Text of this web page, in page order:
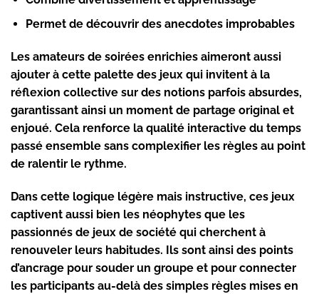
Permet de découvrir des anecdotes improbables
Les amateurs de soirées enrichies aimeront aussi
ajouter à cette palette des jeux qui invitent à la
réflexion collective sur des notions parfois absurdes,
garantissant ainsi un moment de partage original et
enjoué. Cela renforce la qualité interactive du temps
passé ensemble sans complexifier les règles au point
de ralentir le rythme.
Dans cette logique légère mais instructive, ces jeux
captivent aussi bien les néophytes que les
passionnés de jeux de société qui cherchent à
renouveler leurs habitudes. Ils sont ainsi des points
d’ancrage pour souder un groupe et pour connecter
les participants au-delà des simples règles mises en